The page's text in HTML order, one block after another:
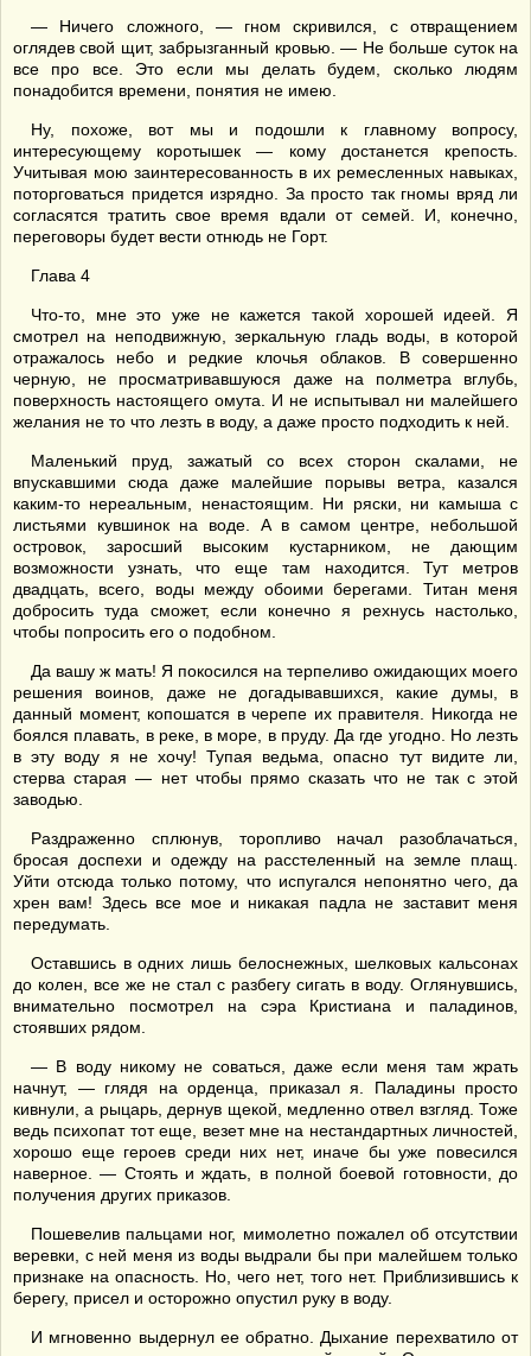
— Ничего сложного, — гном скривился, с отвращением
оглядев свой щит, забрызганный кровью. — Не больше суток на
все про все. Это если мы делать будем, сколько людям
понадобится времени, понятия не имею.
Ну, похоже, вот мы и подошли к главному вопросу,
интересующему коротышек — кому достанется крепость.
Учитывая мою заинтересованность в их ремесленных навыках,
поторговаться придется изрядно. За просто так гномы вряд ли
согласятся тратить свое время вдали от семей. И, конечно,
переговоры будет вести отнюдь не Горт.
Глава 4
Что-то, мне это уже не кажется такой хорошей идеей. Я
смотрел на неподвижную, зеркальную гладь воды, в которой
отражалось небо и редкие клочья облаков. В совершенно
черную, не просматривавшуюся даже на полметра вглубь,
поверхность настоящего омута. И не испытывал ни малейшего
желания не то что лезть в воду, а даже просто подходить к ней.
Маленький пруд, зажатый со всех сторон скалами, не
впускавшими сюда даже малейшие порывы ветра, казался
каким-то нереальным, ненастоящим. Ни ряски, ни камыша с
листьями кувшинок на воде. А в самом центре, небольшой
островок, заросший высоким кустарником, не дающим
возможности узнать, что еще там находится. Тут метров
двадцать, всего, воды между обоими берегами. Титан меня
добросить туда сможет, если конечно я рехнусь настолько,
чтобы попросить его о подобном.
Да вашу ж мать! Я покосился на терпеливо ожидающих моего
решения воинов, даже не догадывавшихся, какие думы, в
данный момент, копошатся в черепе их правителя. Никогда не
боялся плавать, в реке, в море, в пруду. Да где угодно. Но лезть
в эту воду я не хочу! Тупая ведьма, опасно тут видите ли,
стерва старая — нет чтобы прямо сказать что не так с этой
заводью.
Раздраженно сплюнув, торопливо начал разоблачаться,
бросая доспехи и одежду на расстеленный на земле плащ.
Уйти отсюда только потому, что испугался непонятно чего, да
хрен вам! Здесь все мое и никакая падла не заставит меня
передумать.
Оставшись в одних лишь белоснежных, шелковых кальсонах
до колен, все же не стал с разбегу сигать в воду. Оглянувшись,
внимательно посмотрел на сэра Кристиана и паладинов,
стоявших рядом.
— В воду никому не соваться, даже если меня там жрать
начнут, — глядя на орденца, приказал я. Паладины просто
кивнули, а рыцарь, дернув щекой, медленно отвел взгляд. Тоже
ведь психопат тот еще, везет мне на нестандартных личностей,
хорошо еще героев среди них нет, иначе бы уже повесился
наверное. — Стоять и ждать, в полной боевой готовности, до
получения других приказов.
Пошевелив пальцами ног, мимолетно пожалел об отсутствии
веревки, с ней меня из воды выдрали бы при малейшем только
признаке на опасность. Но, чего нет, того нет. Приблизившись к
берегу, присел и осторожно опустил руку в воду.
И мгновенно выдернул ее обратно. Дыхание перехватило от